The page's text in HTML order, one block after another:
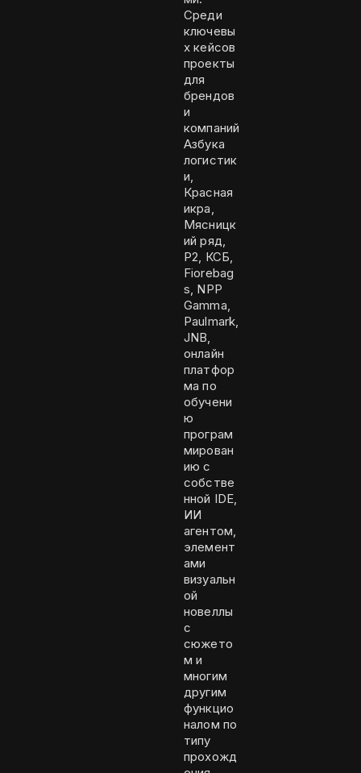
Среди
ключевы
х кейсов
проекты
для
брендов
и
компаний
Азбука
логистик
и,
Красная
икра,
Мясницк
ий ряд,
P2, КСБ,
Fiorebag
s, NPP
Gamma,
Paulmark,
JNB,
онлайн
платфор
ма по
обучени
ю
програм
мирован
ию с
собстве
нной IDE,
ИИ
агентом,
элемент
ами
визуальн
ой
новеллы
с
сюжето
м и
многим
другим
функцио
налом по
типу
прохожд